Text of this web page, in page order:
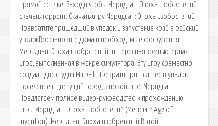
прямой ссылке. Заходи чтобы Меридиан. Эпоха изобретений
скачать торрент. Скачать игру Меридиан: Эпоха изобретений -
Превратите пришедший в упадок и запустение край в райский
уголокВосстановите дома и необходимые сооружения.
Меридиан. Эпоха изобретений–интересная компьютерная
игра, выполненная в жанре симулятора. Эту игру совместно
создали две студии Mirball. Преврати пришедшее в упадок
поселение в цветущий город в новой игре Меридиан.
Предлагаем полное видео-руководство к прохождению
игры Меридиан. Эпоха изобретений (Meridian: Age of
Invention). Меридиан. Эпоха изобретений В этой